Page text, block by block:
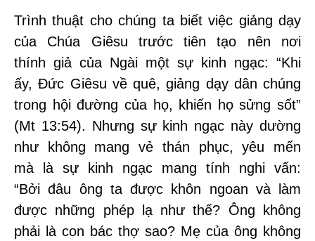
Trình thuật cho chúng ta biết việc giảng dạy
của Chúa Giêsu trước tiên tạo nên nơi
thính giả của Ngài một sự kinh ngạc: “Khi
ấy, Đức Giêsu về quê, giảng dạy dân chúng
trong hội đường của họ, khiến họ sửng sốt”
(Mt 13:54). Nhưng sự kinh ngạc này dường
như không mang vẻ thán phục, yêu mến
mà là sự kinh ngạc mang tính nghi vấn:
“Bởi đâu ông ta được khôn ngoan và làm
được những phép lạ như thế? Ông không
phải là con bác thợ sao? Mẹ của ông không